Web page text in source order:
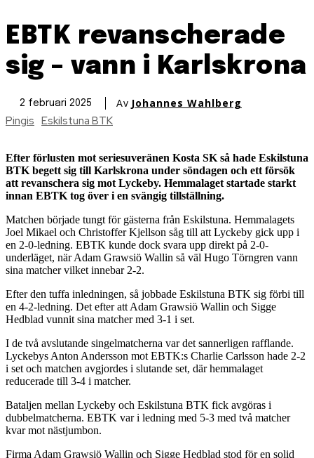
EBTK revanscherade
sig – vann i Karlskrona
2 februari 2025 Av Johannes Wahlberg
Pingis Eskilstuna BTK
Efter förlusten mot seriesuveränen Kosta SK så hade Eskilstuna
BTK begett sig till Karlskrona under söndagen och ett försök
att revanschera sig mot Lyckeby. Hemmalaget startade starkt
innan EBTK tog över i en svängig tillställning.
Matchen började tungt för gästerna från Eskilstuna. Hemmalagets
Joel Mikael och Christoffer Kjellson såg till att Lyckeby gick upp i
en 2-0-ledning. EBTK kunde dock svara upp direkt på 2-0-
underläget, när Adam Grawsiö Wallin så väl Hugo Törngren vann
sina matcher vilket innebar 2-2.
Efter den tuffa inledningen, så jobbade Eskilstuna BTK sig förbi till
en 4-2-ledning. Det efter att Adam Grawsiö Wallin och Sigge
Hedblad vunnit sina matcher med 3-1 i set.
I de två avslutande singelmatcherna var det sannerligen rafflande.
Lyckebys Anton Andersson mot EBTK:s Charlie Carlsson hade 2-2
i set och matchen avgjordes i slutande set, där hemmalaget
reducerade till 3-4 i matcher.
Bataljen mellan Lyckeby och Eskilstuna BTK fick avgöras i
dubbelmatcherna. EBTK var i ledning med 5-3 med två matcher
kvar mot nästjumbon.
Firma Adam Grawsiö Wallin och Sigge Hedblad stod för en solid